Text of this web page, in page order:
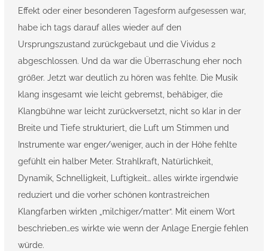
Effekt oder einer besonderen Tagesform aufgesessen war,
habe ich tags darauf alles wieder auf den
Ursprungszustand zurückgebaut und die Vividus 2
abgeschlossen. Und da war die Überraschung eher noch
größer. Jetzt war deutlich zu hören was fehlte. Die Musik
klang insgesamt wie leicht gebremst, behäbiger, die
Klangbühne war leicht zurückversetzt, nicht so klar in der
Breite und Tiefe strukturiert, die Luft um Stimmen und
Instrumente war enger/weniger, auch in der Höhe fehlte
gefühlt ein halber Meter. Strahlkraft, Natürlichkeit,
Dynamik, Schnelligkeit, Luftigkeit… alles wirkte irgendwie
reduziert und die vorher schönen kontrastreichen
Klangfarben wirkten „milchiger/matter“. Mit einem Wort
beschrieben…es wirkte wie wenn der Anlage Energie fehlen
würde.